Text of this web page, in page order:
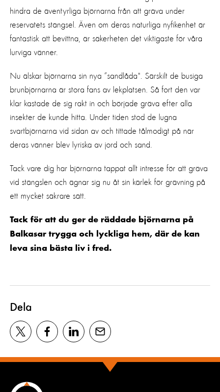
hindra de äventyrliga björnarna från att gräva under
reservatets stängsel. Även om deras naturliga nyfikenhet är
fantastisk att bevittna, är säkerheten det viktigaste för våra
lurviga vänner.
Nu älskar björnarna sin nya ”sandlåda". Särskilt de busiga
brunbjörnarna är stora fans av lekplatsen. Så fort den var
klar kastade de sig rakt in och började gräva efter alla
insekter de kunde hitta. Under tiden stod de lugna
svartbjörnarna vid sidan av och tittade tålmodigt på när
deras vänner blev lyriska av jord och sand.
Tack vare dig har björnarna tappat allt intresse för att gräva
vid stängslen och ägnar sig nu åt sin kärlek för grävning på
ett mycket säkrare sätt.
Tack för att du ger de räddade björnarna på
Balkasar trygga och lyckliga hem, där de kan
leva sina bästa liv i fred.
Dela